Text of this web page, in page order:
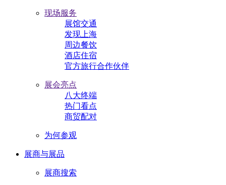
现场服务
展馆交通
发现上海
周边餐饮
酒店住宿
官方旅行合作伙伴
展会亮点
八大终端
热门看点
商贸配对
为何参观
展商与展品
展商搜索